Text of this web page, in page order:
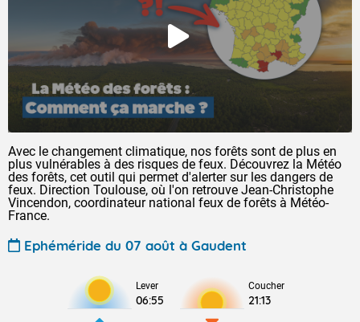
Avec le changement climatique, nos forêts sont de plus en
plus vulnérables à des risques de feux. Découvrez la Météo
des forêts, cet outil qui permet d'alerter sur les dangers de
feux. Direction Toulouse, où l'on retrouve Jean-Christophe
Vincendon, coordinateur national feux de forêts à Météo-
France.
Ephéméride du 07 août à Gaudent
Lever
06:55
Coucher
21:13